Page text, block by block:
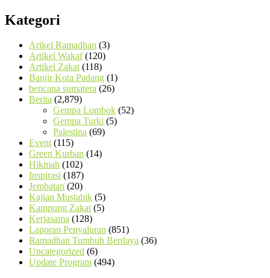
Kategori
Arikel Ramadhan (3)
Artikel Wakaf(120)
Artikel Zakat(118)
Banjir Kota Padang (1)
bencana sumatera (26)
Berita (2,879)
Gempa Lombok (52)
Gempa Turki (5)
Palestina (69)
Event(115)
Green Kurban (14)
Hikmah (102)
Inspirasi (187)
Jembatan (20)
Kajian Mustahik (5)
Kampung Zakat(5)
Kerjasama (128)
Laporan Penyaluran (851)
Ramadhan Tumbuh Berdaya (36)
Uncategorized (6)
Update Program (494)